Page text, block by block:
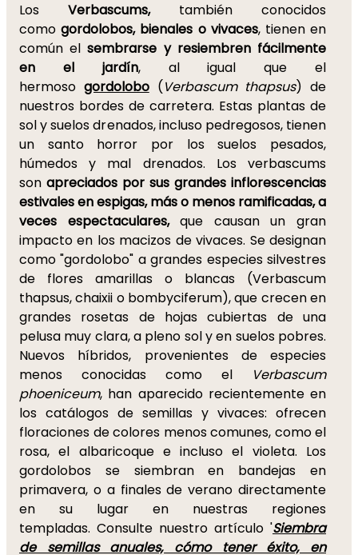
Los Verbascums,también conocidos
como gordolobos, bienales o vivaces, tienen en
común elsembrarse y resiembren fácilmente
en el jardín, al igual que el
hermoso gordolobo(Verbascum thapsus) de
nuestros bordes de carretera. Estas plantas de
sol y suelos drenados, incluso pedregosos, tienen
un santo horror por los suelos pesados,
húmedos y mal drenados. Los verbascums
son apreciados por sus grandes inflorescencias
estivales en espigas, más o menos ramificadas, a
veces espectaculares,que causan un gran
impacto en los macizos de vivaces. Se designan
como "gordolobo" a grandes especies silvestres
de flores amarillas o blancas (Verbascum
thapsus, chaixii o bombyciferum), que crecen en
grandes rosetas de hojas cubiertas de una
pelusa muy clara, a pleno sol y en suelos pobres.
Nuevos híbridos, provenientes de especies
menos conocidas como el
Verbascum
phoeniceum, han aparecido recientemente en
los catálogos de semillas y vivaces: ofrecen
floraciones de colores menos comunes, como el
rosa, el albaricoque e incluso el violeta. Los
gordolobos se siembran en bandejas en
primavera, o a finales de verano directamente
en su lugar en nuestras regiones
templadas. Consulte nuestro artículo 'Siembra
de semillas anuales, cómo tener éxito, en